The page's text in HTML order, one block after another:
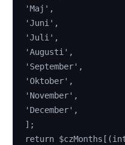
'Maj',
'Juni',
'Juli',
'Augusti',
'September',
'Oktober',
'November',
'December',
];
return